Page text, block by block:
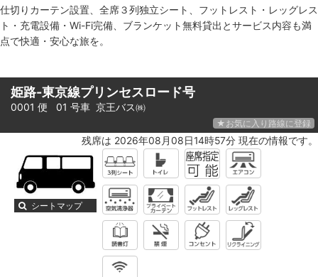
仕切りカーテン設置、全席３列独立シート、フットレスト・レッグレス
ト・充電設備・Wi-Fi完備、ブランケット無料貸出とサービス内容も満
点で快適・安心な旅を。
姫路-東京線プリンセスロード号
0001 便 01 号車 京王バス㈱
★お気に入り路線に登録
残席は 2026年08月08日14時57分 現在の情報です。
シートマップ